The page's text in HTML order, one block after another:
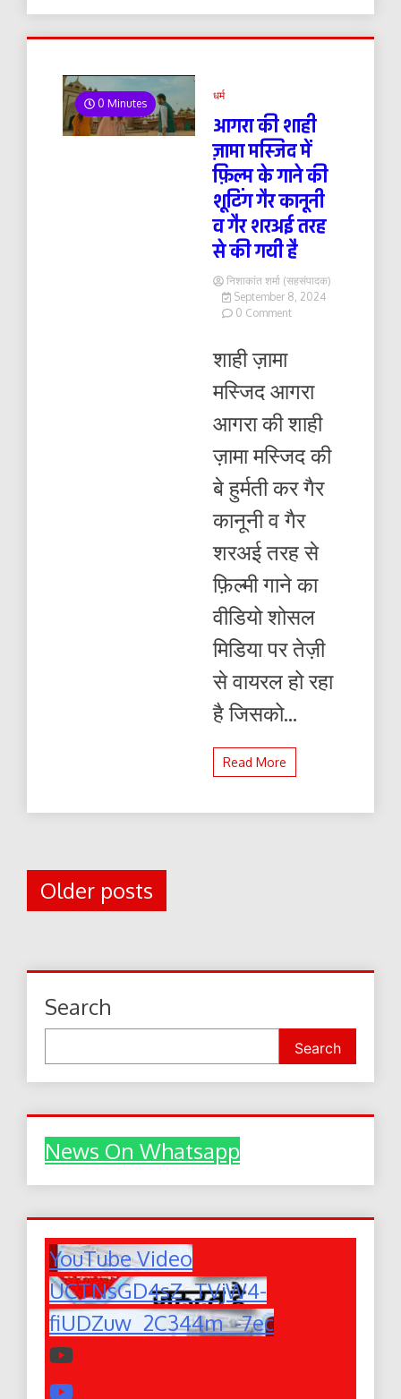
0 Minutes
धर्म
आगरा की शाही
ज़ामा मस्जिद में
फ़िल्म के गाने की
शूटिंग गैर कानूनी
व गैर शरअई तरह
से की गयी है
निशाकांत शर्मा (सहसंपादक)
September 8, 2024
0 Commenton
मस्जिद
फ़िल्म
गाने
शूटिंग
गैर
कानूनी
गैर
तरह
की
गयी
है
शाही ज़ामा
मस्जिद आगरा
आगरा की शाही
ज़ामा मस्जिद की
बे हुर्मती कर गैर
कानूनी व गैर
शरअई तरह से
फ़िल्मी गाने का
वीडियो शोसल
मिडिया पर तेज़ी
से वायरल हो रहा
है जिसको...
Read More
Posts
Older posts
Search
Search
News On Whatsapp
YouTube Video
UCTNsGD4sZ_TVjW4-
fiUDZuw_2C344m_-7ec